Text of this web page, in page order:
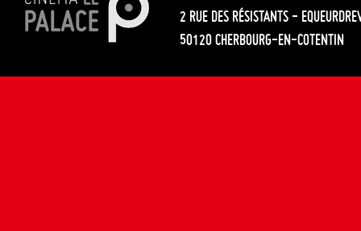
articles
2 RUE DES RÉSISTANTS -
50120 CHERBOURG-EN-COTENTIN